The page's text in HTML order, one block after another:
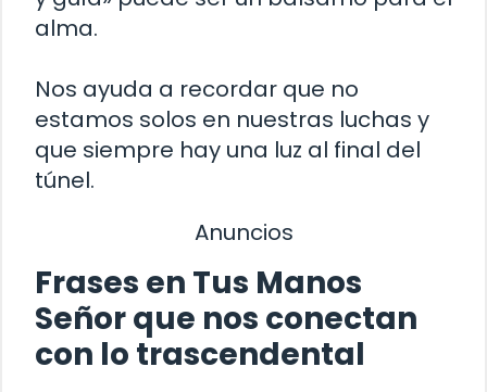
alma.
Nos ayuda a recordar que no
estamos solos en nuestras luchas y
que siempre hay una luz al final del
túnel.
Anuncios
Frases en Tus Manos
Señor que nos conectan
con lo trascendental